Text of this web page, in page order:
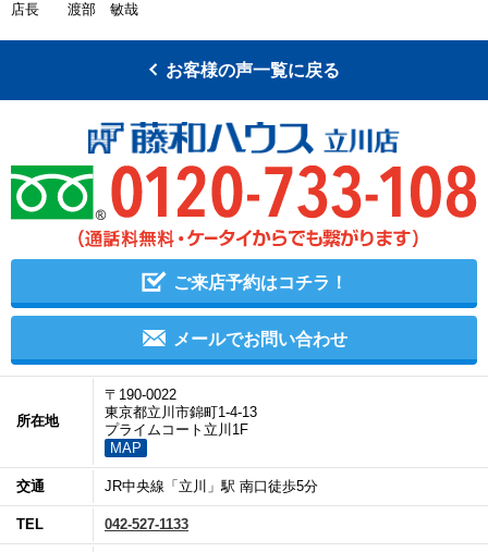
店長 渡部 敏哉
お客様の声一覧に戻る
ご来店予約はコチラ！
メールでお問い合わせ
所在地
〒190-0022
東京都立川市錦町1-4-13
プライムコート立川1F
MAP
交通 JR中央線「立川」駅 南口徒歩5分
TEL 042-527-1133